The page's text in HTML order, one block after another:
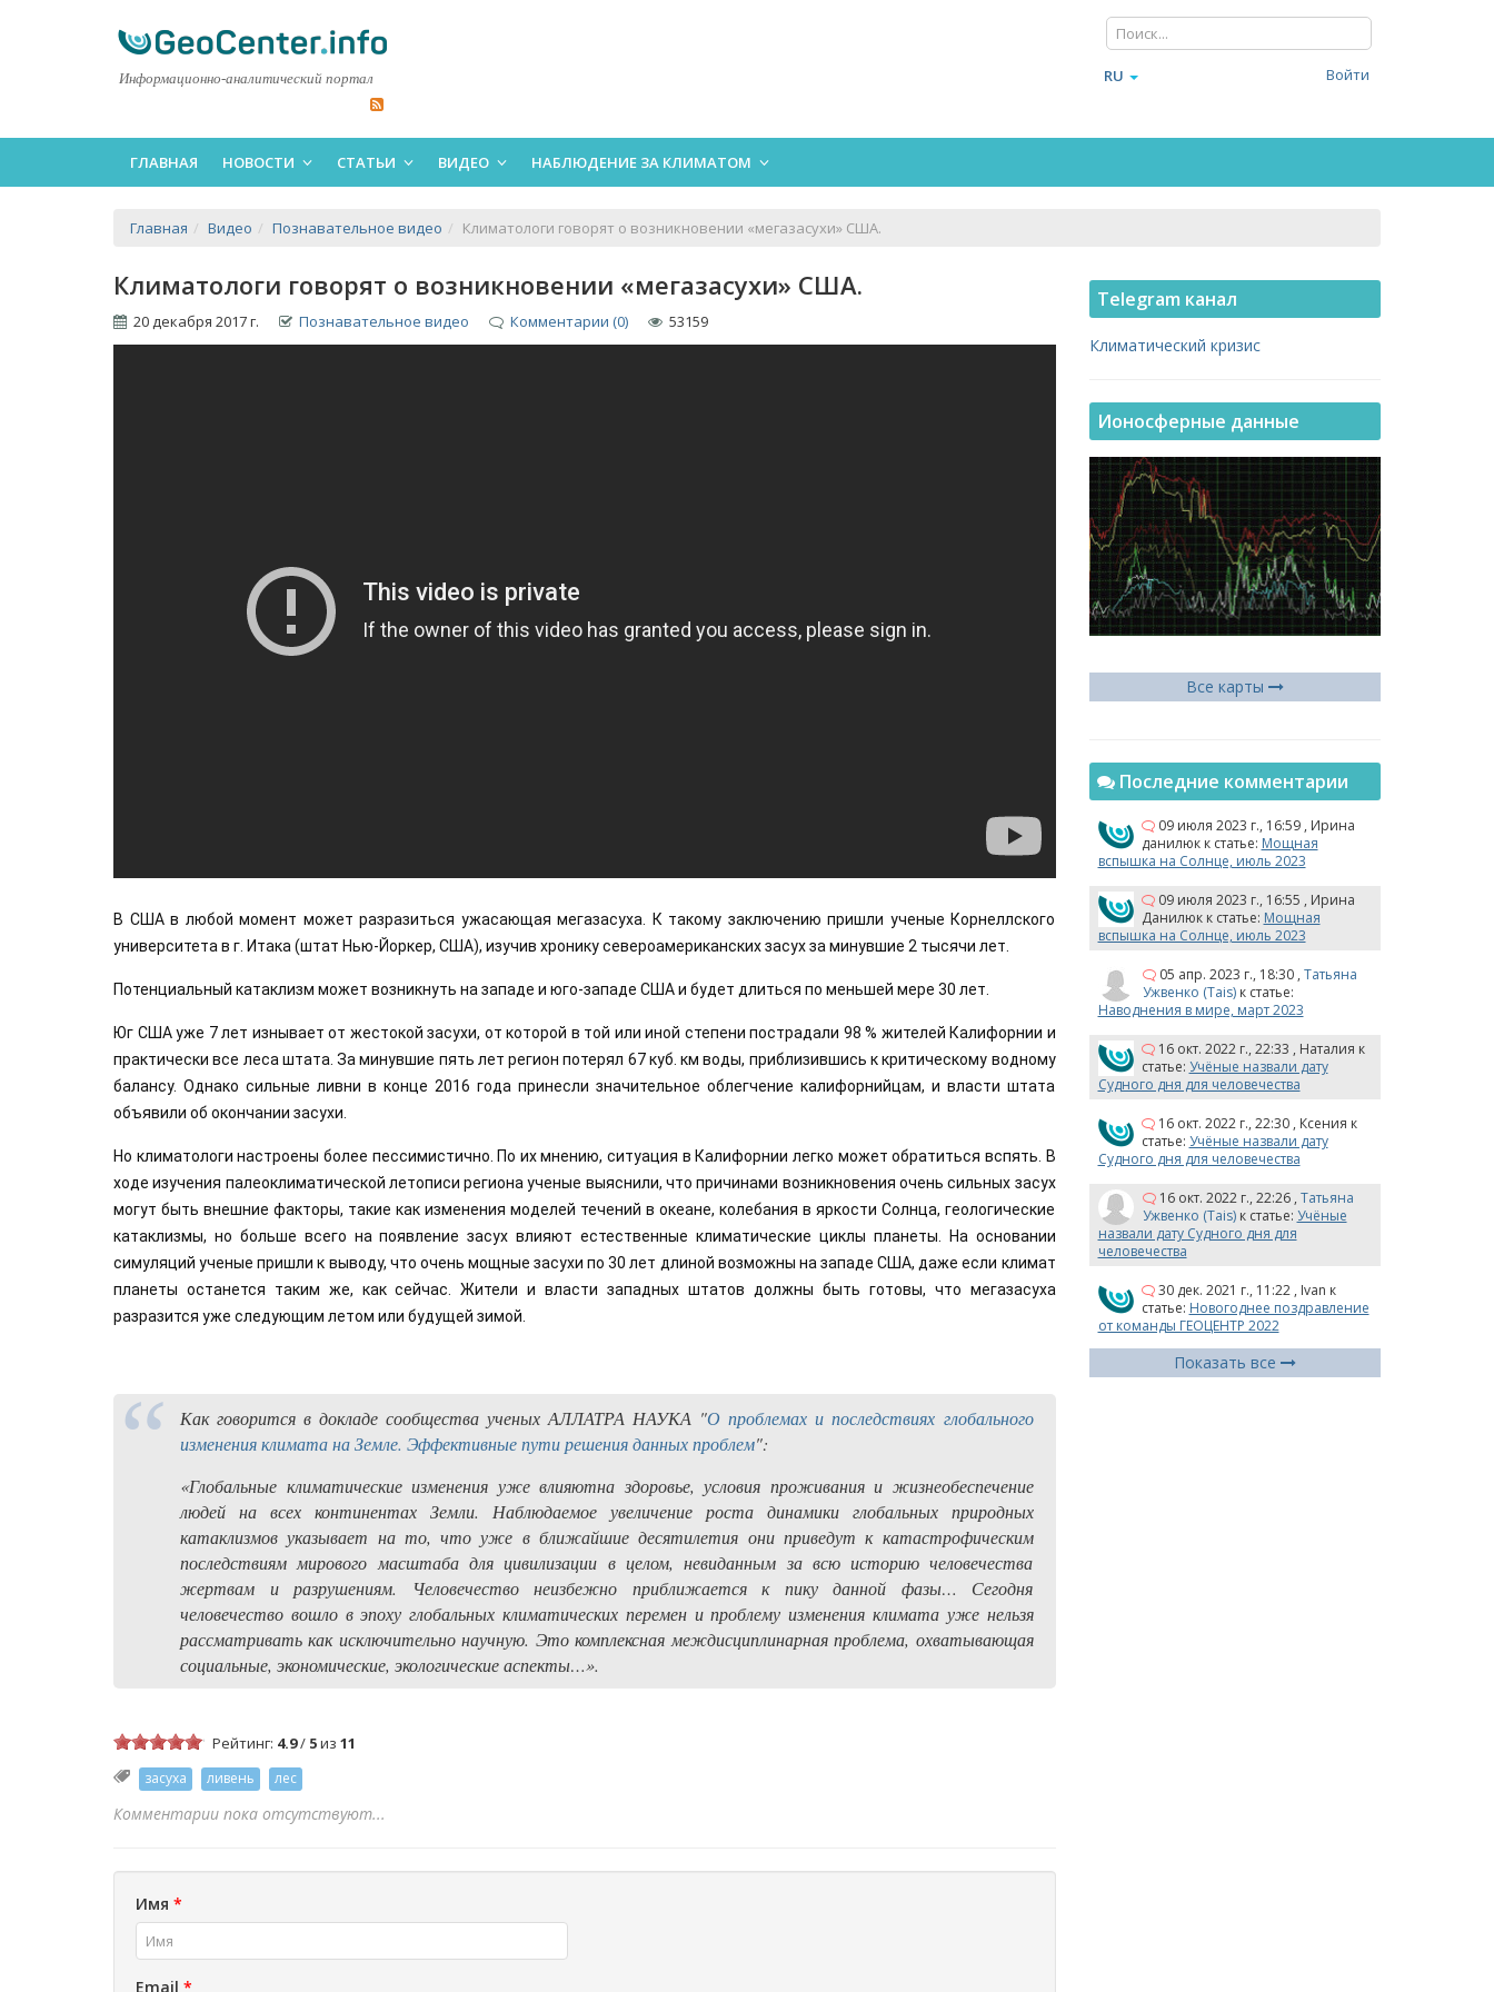
Информационно-аналитический портал RU Войти
ГЛАВНАЯ НОВОСТИ СТАТЬИ ВИДЕО НАБЛЮДЕНИЕ ЗА КЛИМАТОМ
Главная Видео Познавательное видео Климатологи говорят о возникновении «мегазасухи» США.
Климатологи говорят о возникновении «мегазасухи» США.
20 декабря 2017 г. Познавательное видео Комментарии (0) 53159
В США в любой момент может разразиться ужасающая мегазасуха. К такому заключению пришли ученые Корнеллского
университета в г. Итака (штат Нью-Йоркер, США), изучив хронику североамериканских засух за минувшие 2 тысячи лет.
Потенциальный катаклизм может возникнуть на западе и юго-западе США и будет длиться по меньшей мере 30 лет.
Юг США уже 7 лет изнывает от жестокой засухи, от которой в той или иной степени пострадали 98 % жителей Калифорнии и
практически все леса штата. За минувшие пять лет регион потерял 67 куб. км воды, приблизившись к критическому водному
балансу. Однако сильные ливни в конце 2016 года принесли значительное облегчение калифорнийцам, и власти штата
объявили об окончании засухи.
Но климатологи настроены более пессимистично. По их мнению, ситуация в Калифорнии легко может обратиться вспять. В
ходе изучения палеоклиматической летописи региона ученые выяснили, что причинами возникновения очень сильных засух
могут быть внешние факторы, такие как изменения моделей течений в океане, колебания в яркости Солнца, геологические
катаклизмы, но больше всего на появление засух влияют естественные климатические циклы планеты. На основании
симуляций ученые пришли к выводу, что очень мощные засухи по 30 лет длиной возможны на западе США, даже если климат
планеты останется таким же, как сейчас. Жители и власти западных штатов должны быть готовы, что мегазасуха
разразится уже следующим летом или будущей зимой.
Как говорится в докладе сообщества ученых АЛЛАТРА НАУКА "О проблемах и последствиях глобального
изменения климата на Земле. Эффективные пути решения данных проблем":
«Глобальные климатические изменения уже влияютна здоровье, условия проживания и жизнеобеспечение
людей на всех континентах Земли. Наблюдаемое увеличение роста динамики глобальных природных
катаклизмов указывает на то, что уже в ближайшие десятилетия они приведут к катастрофическим
последствиям мирового масштаба для цивилизации в целом, невиданным за всю историю человечества
жертвам и разрушениям. Человечество неизбежно приближается к пику данной фазы… Сегодня
человечество вошло в эпоху глобальных климатических перемен и проблему изменения климата уже нельзя
рассматривать как исключительно научную. Это комплексная междисциплинарная проблема, охватывающая
социальные, экономические, экологические аспекты…».
Рейтинг: 4.9/ 5из 11
засуха ливень лес
Комментарии пока отсутствуют...
Имя *
Email *
Telegram канал
Климатический кризис
Ионосферные данные
Все карты
Последние комментарии
09 июля 2023 г., 16:59 , Ирина
данилюк к статье: Мощная
вспышка на Солнце, июль 2023
09 июля 2023 г., 16:55 , Ирина
Данилюк к статье: Мощная
вспышка на Солнце, июль 2023
05 апр. 2023 г., 18:30 , Татьяна
Ужвенко (Tais) к статье:
Наводнения в мире, март 2023
16 окт. 2022 г., 22:33 , Наталия к
статье: Учёные назвали дату
Судного дня для человечества
16 окт. 2022 г., 22:30 , Ксения к
статье: Учёные назвали дату
Судного дня для человечества
16 окт. 2022 г., 22:26 , Татьяна
Ужвенко (Tais) к статье: Учёные
назвали дату Судного дня для
человечества
30 дек. 2021 г., 11:22 , Ivan к
статье: Новогоднее поздравление
от команды ГЕОЦЕНТР 2022
Показать все